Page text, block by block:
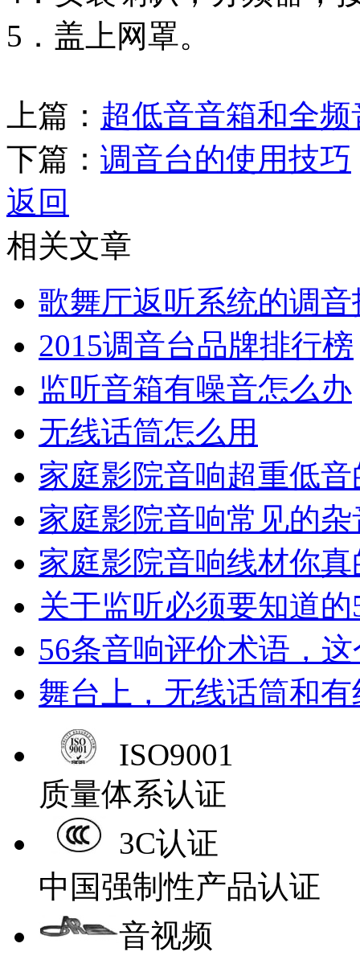
5．盖上网罩。
上篇： 超低音音箱和全
下篇： 调音台的使用技巧
返回
相关文章
歌舞厅返听系统的调音
2015调音台品牌排行榜
监听音箱有噪音怎么办
无线话筒怎么用
家庭影院音响超重低
家庭影院音响常见的
家庭影院音响线材你
关于监听必须要知道的
56条音响评价术语，
舞台上，无线话筒和
ISO9001
质量体系认证
3C认证
中国强制性产品认证
音视频